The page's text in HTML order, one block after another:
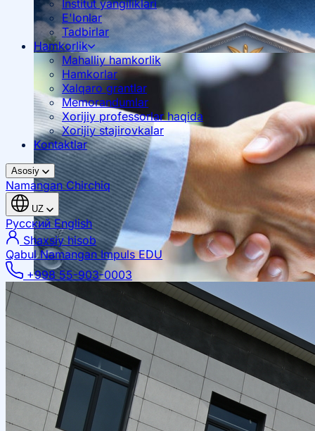
Institut yangiliklari
E'lonlar
Tadbirlar
Hamkorlik
Mahalliy hamkorlik
Mahalliy hamkorlik
Hamkorlar
Xalqaro grantlar
Memorandumlar
Xorijiy professorlar haqida
Xorijiy stajirovkalar
Kontaktlar
Asosiy
NamanganChirchiq
UZ
РусскийEnglish
Shaxsiy hisob
Qabul Namangan Impuls EDU
+998 55-903-0003